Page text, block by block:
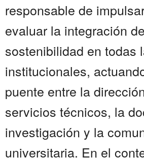
responsable de
evaluar la integración
sostenibilidad en todas
institucionales,
puente entre la
servicios técnicos, la
investigación y la
universitaria. En el